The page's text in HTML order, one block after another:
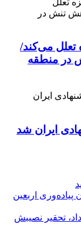
تعلل می‌کند/
در منطقه
ایران شد
اربعین
تحقیر نصیبش